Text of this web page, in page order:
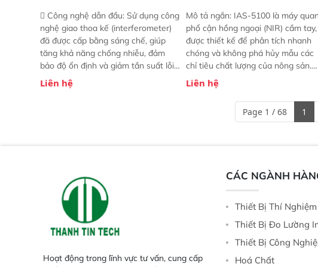
 Công nghệ dẫn đầu: Sử dụng công
nghệ giao thoa kế (interferometer)
đã được cấp bằng sáng chế, giúp
tăng khả năng chống nhiễu, đảm
bảo độ ổn định và giảm tần suất lỗi.
 Phạm vi ứng dụng rộng: Đáp ứng
nhu cầu kiểm tra đa dạng mẫu mã
Liên hệ
Mô tả ngắn: IAS-5100 là máy
phổ cận hồng ngoại (NIR) cầm tay,
được thiết kế để phân tích nhanh
chóng và không phá hủy mẫu các
chỉ tiêu chất lượng của nông sản.
Phạm vi sử dụng: Thiết bị linh hoạt
cho nhiều kịch bản khác nhau như
tại điểm thu mua, trong xưởng sản
xuất hoặc trực tiếp ngoài đồng
Liên hệ
Page 1 / 68 1
Hoạt động trong lĩnh vực tư vấn, cung cấp
CÁC NGÀNH
Thiết Bị Thí
Thiết Bị Đo Lường
Thiết Bị Công
Hoá Chất